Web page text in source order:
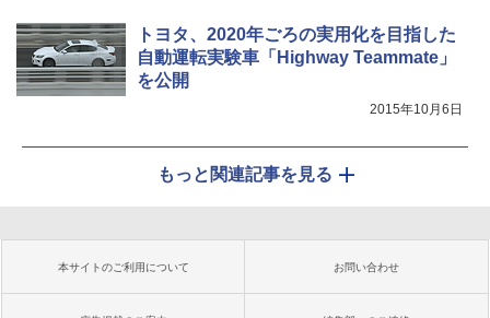
トヨタ、2020年ごろの実用化を目指した
自動運転実験車「Highway Teammate」
を公開
2015年10月6日
もっと関連記事を見る
本サイトのご利用について お問い合わせ